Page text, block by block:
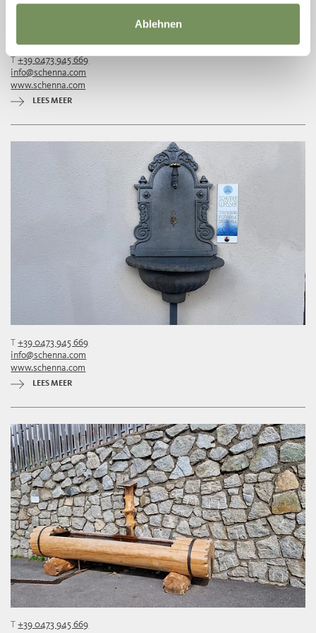
Ablehnen
T+39 0473 945 669
info@schenna.com
www.schenna.com
LEES MEER
T+39 0473 945 669
info@schenna.com
www.schenna.com
LEES MEER
T+39 0473 945 669